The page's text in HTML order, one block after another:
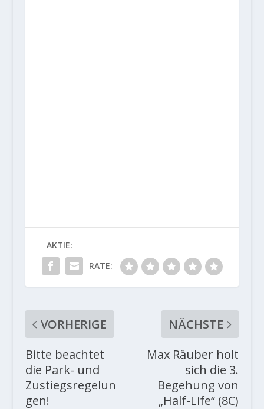
AKTIE:
RATE:
VORHERIGE
Bitte beachtet
die Park- und
Zustiegsregelun
gen!
NÄCHSTE
Max Räuber holt
sich die 3.
Begehung von
„Half-Life“ (8C)